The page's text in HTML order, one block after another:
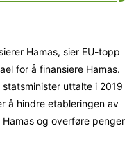
Hamas, sier EU-topp
for å finansiere Hamas.
uttalte i 2019
å hindre etableringen av
og overføre penger